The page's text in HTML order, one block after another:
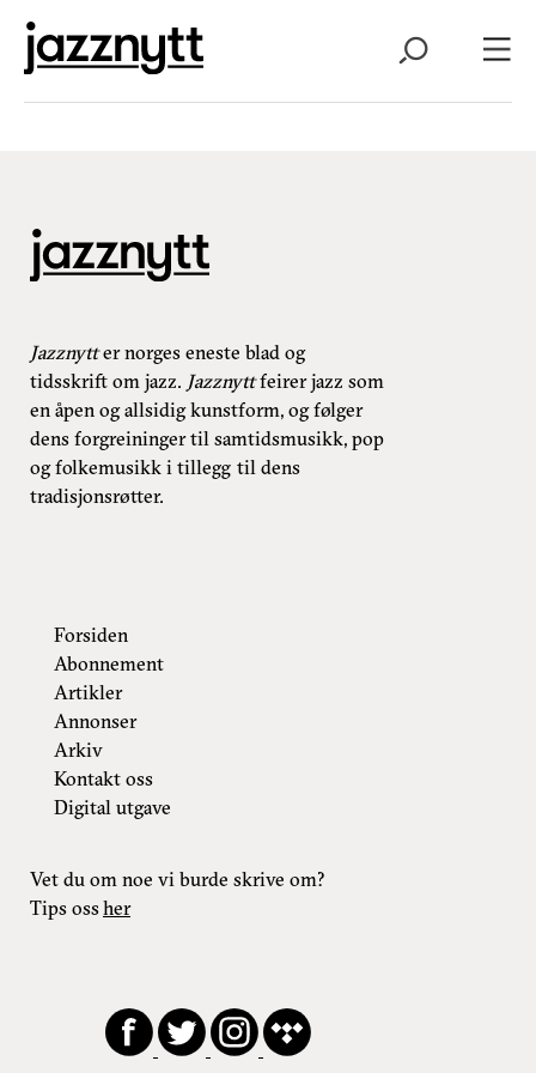
Jazznytter norges eneste blad og
tidsskrift om jazz. Jazznyttfeirer jazz som
en åpen og allsidig kunstform, og følger
dens forgreininger til samtidsmusikk, pop
og folkemusikk i tillegg til dens
tradisjonsrøtter.
Forsiden
Abonnement
Artikler
Annonser
Arkiv
Kontakt oss
Digital utgave
Vet du om noe vi burde skrive om?
Tips ossher